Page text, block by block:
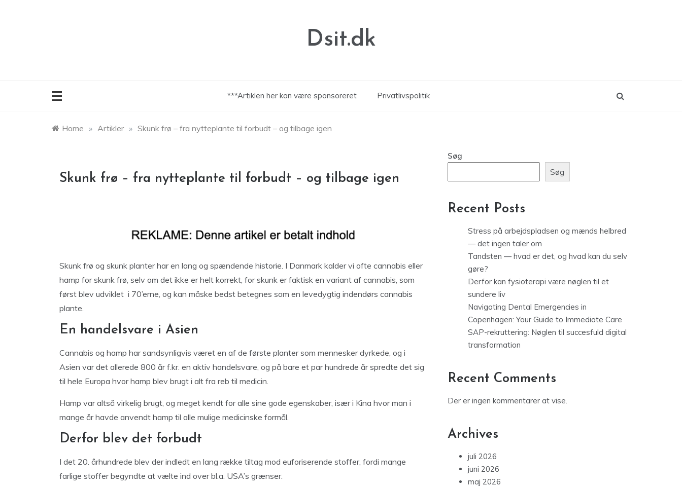
Dsit.dk
***Artiklen her kan være sponsoreret Privatlivspolitik
Home » Artikler » Skunk frø – fra nytteplante til forbudt – og tilbage igen
Skunk frø – fra nytteplante til forbudt – og tilbage igen
Skunk frø og skunk planter har en lang og spændende historie. I Danmark kalder vi ofte cannabis eller
hamp for skunk frø, selv om det ikke er helt korrekt, for skunk er faktisk en variant af cannabis, som
først blev udviklet i 70’erne, og kan måske bedst betegnes som en levedygtig indendørs cannabis
plante.
En handelsvare i Asien
Cannabis og hamp har sandsynligvis været en af de første planter som mennesker dyrkede, og i
Asien var det allerede 800 år f.kr. en aktiv handelsvare, og på bare et par hundrede år spredte det sig
til hele Europa hvor hamp blev brugt i alt fra reb til medicin.
Hamp var altså virkelig brugt, og meget kendt for alle sine gode egenskaber, især i Kina hvor man i
mange år havde anvendt hamp til alle mulige medicinske formål.
Derfor blev det forbudt
I det 20. århundrede blev der indledt en lang række tiltag mod euforiserende stoffer, fordi mange
farlige stoffer begyndte at vælte ind over bl.a. USA’s grænser.
Søg
Søg
Recent Posts
Stress på arbejdspladsen og mænds helbred
— det ingen taler om
Tandsten — hvad er det, og hvad kan du selv
gøre?
Derfor kan fysioterapi være nøglen til et
sundere liv
Navigating Dental Emergencies in
Copenhagen: Your Guide to Immediate Care
SAP-rekruttering: Nøglen til succesfuld digital
transformation
Recent Comments
Der er ingen kommentarer at vise.
Archives
juli 2026
juni 2026
maj 2026